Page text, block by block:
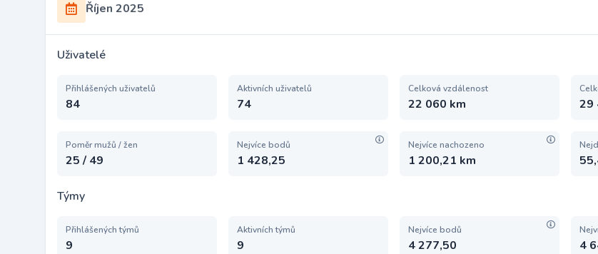
Říjen 2025
Uživatelé
Přihlášených uživatelů
84
Aktivních uživatelů
74
Celková vzdálenost
22 060 km 29
Poměr mužů / žen
25 / 49
Nejvíce bodů
1 428,25
Nejvíce nachozeno
1 200,21 km
Týmy
Přihlášených týmů
9
Aktivních týmů
9
Nejvíce bodů
4 277,50 4